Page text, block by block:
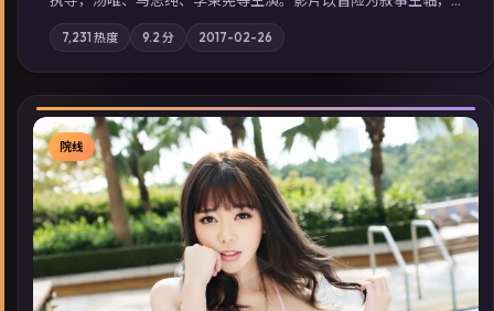
记忆碎片重组后，主角发现自己从未活过“真实”的一天；摄影与
配乐强化地域气质；站内亦可通过「国产免费观看高清电视剧在
线看」延展检索同类型高分佳作，畅享高清在线追剧体验。
7,231 热度 9.2 分 2017-02-26
▶
院线